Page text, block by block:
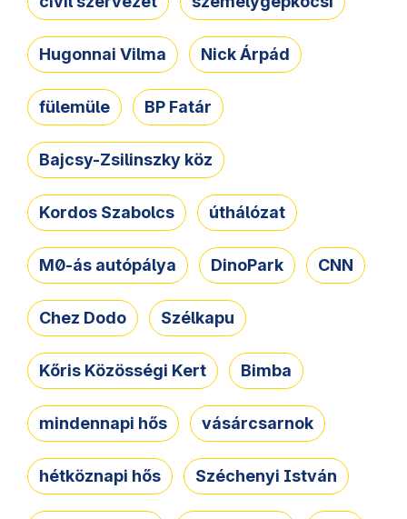
Hugonnai Vilma Nick Árpád
fülemüle BP Fatár
Bajcsy-Zsilinszky köz
Kordos Szabolcs úthálózat
M0-ás autópálya DinoPark CNN
Chez Dodo Szélkapu
Kőris Közösségi Kert Bimba
mindennapi hős vásárcsarnok
hétköznapi hős Széchenyi István